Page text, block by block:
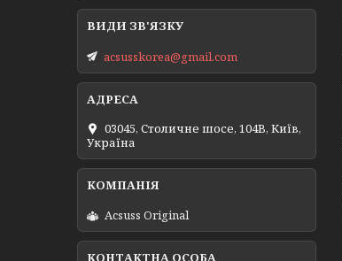
acsusskorea@gmail.com
03045, Столичне шосе, 104B, Київ,
Україна
Acsuss Original